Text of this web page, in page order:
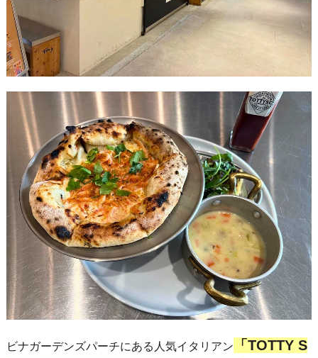
ビナガーデンズパーチにある人気イタリアン
「TOTTY S